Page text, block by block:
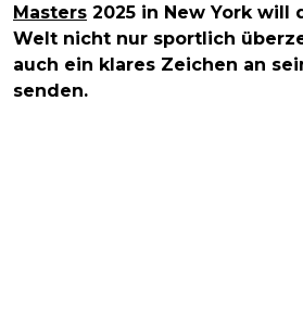
Masters 2025 in New York will
Welt nicht nur sportlich
auch ein klares Zeichen an
senden.